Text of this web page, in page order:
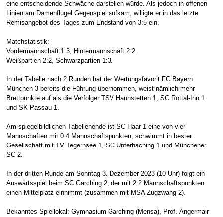
eine entscheidende Schwäche darstellen würde. Als jedoch in offenen
Linien am Damenflügel Gegenspiel aufkam, willigte er in das letzte
Remisangebot des Tages zum Endstand von 3:5 ein.
Matchstatistik:
Vordermannschaft 1:3, Hintermannschaft 2:2.
Weißpartien 2:2, Schwarzpartien 1:3.
In der Tabelle nach 2 Runden hat der Wertungsfavorit FC Bayern
München 3 bereits die Führung übernommen, weist nämlich mehr
Brettpunkte auf als die Verfolger TSV Haunstetten 1, SC Rottal-Inn 1
und SK Passau 1.
Am spiegelbildlichen Tabellenende ist SC Haar 1 eine von vier
Mannschaften mit 0:4 Mannschaftspunkten, schwimmt in bester
Gesellschaft mit TV Tegernsee 1, SC Unterhaching 1 und Münchener
SC 2.
In der dritten Runde am Sonntag 3. Dezember 2023 (10 Uhr) folgt ein
Auswärtsspiel beim SC Garching 2, der mit 2:2 Mannschaftspunkten
einen Mittelplatz einnimmt (zusammen mit MSA Zugzwang 2).
Bekanntes Spiellokal: Gymnasium Garching (Mensa), Prof.-Angermair-